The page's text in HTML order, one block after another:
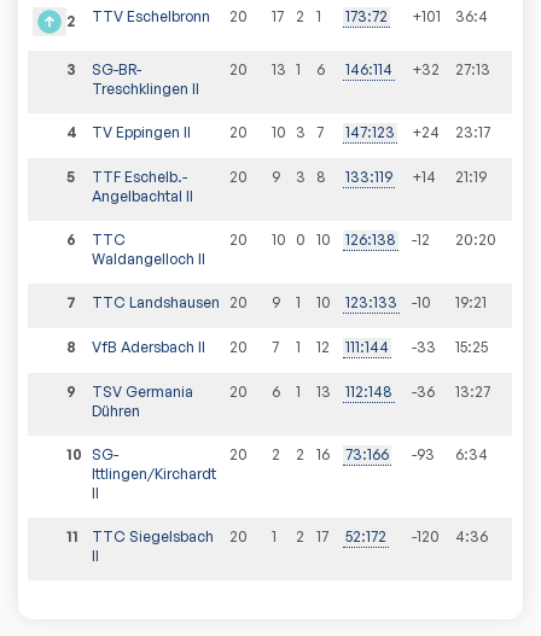
2 TTV Eschelbronn 20 17 2 1 173:72 +101 36:4
3
SG-BR-
Treschklingen II
20 13 1 6 146:114 +32 27:13
4 TV Eppingen II 20 10 3 7 147:123 +24 23:17
5
TTF Eschelb.-
Angelbachtal II
20 9 3 8 133:119 +14 21:19
6
TTC
Waldangelloch II
20 10 0 10 126:138 -12 20:20
7 TTC Landshausen 20 9 1 10 123:133 -10 19:21
8 VfB Adersbach II 20 7 1 12 111:144 -33 15:25
9
TSV Germania
Dühren
20 6 1 13 112:148 -36 13:27
10
SG-
Ittlingen/Kirchardt
II
20 2 2 16 73:166 -93 6:34
11
TTC Siegelsbach
II
20 1 2 17 52:172 -120 4:36